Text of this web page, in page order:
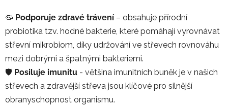
🦠 Podporuje zdravé trávení – obsahuje přírodní
probiotika tzv. hodné bakterie, které pomáhají vyrovnávat
střevní mikrobiom, díky udržování ve střevech rovnováhu
mezi dobrými a špatnými bakteriemi.
🛡️ Posiluje imunitu - většina imunitních buněk je v našich
střevech a zdravější střeva jsou klíčové pro silnější
obranyschopnost organismu.